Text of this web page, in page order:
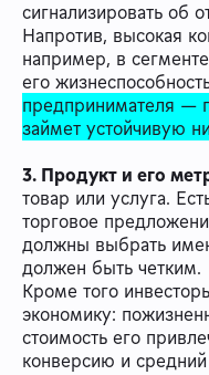
сигнализировать об
Напротив, высокая
например, в
его
предпринимателя —
займет устойчивую
3. Продукт и его
товар или услуга.
торговое
должны выбрать
должен быть четким.
Кроме того
экономику:
стоимость его
конверсию и средний